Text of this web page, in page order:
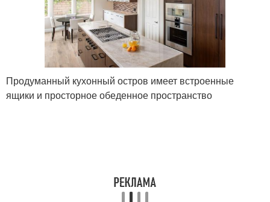
Продуманный кухонный остров имеет встроенные
ящики и просторное обеденное пространство